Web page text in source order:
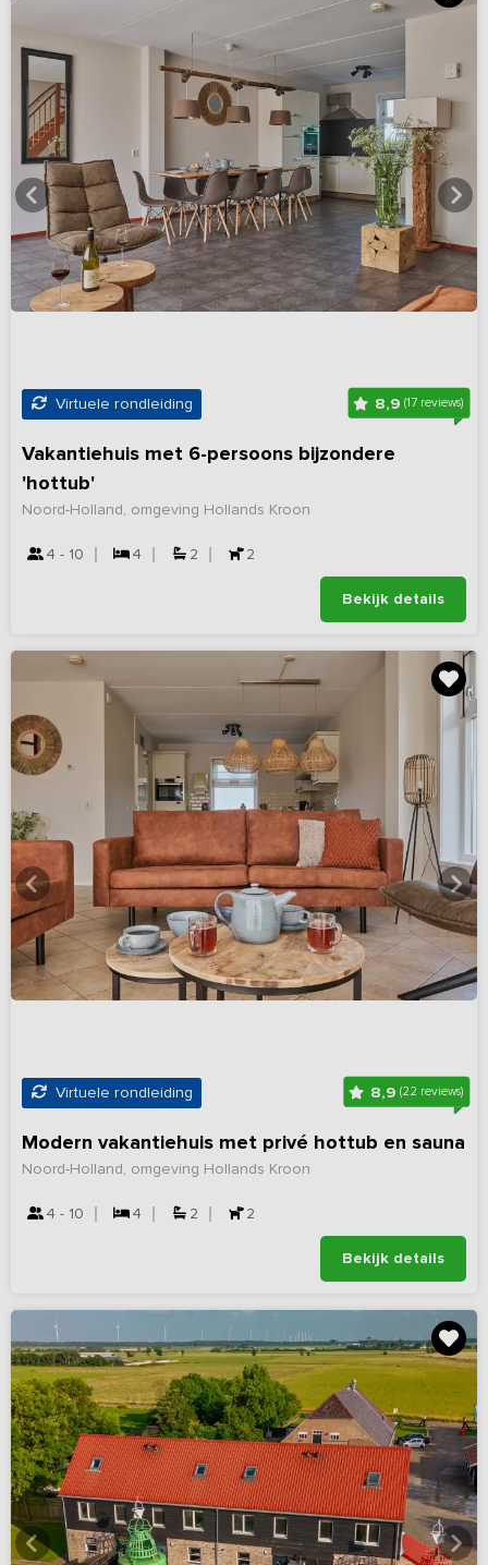
Virtuele rondleiding 8,9(17 reviews)
Vakantiehuis met 6-persoons bijzondere
'hottub'
Noord-Holland, omgeving Hollands Kroon
4 - 10 4 2 2
Bekijk details
Virtuele rondleiding 8,9 (22 reviews)
Modern vakantiehuis met privé hottub en sauna
Noord-Holland, omgeving Hollands Kroon
4 - 10 4 2 2
Bekijk details